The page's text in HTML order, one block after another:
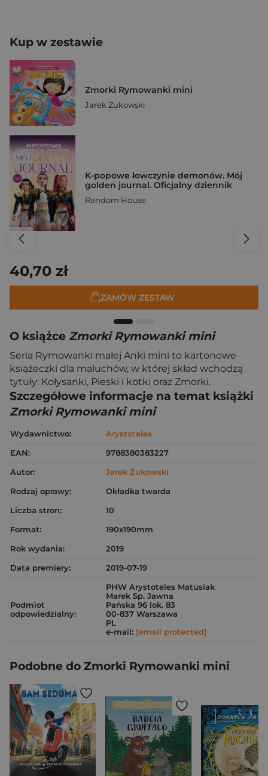
Kup w zestawie
Zmorki Rymowanki mini
Jarek Żukowski
K-popowe łowczynie demonów. Mój
golden journal. Oficjalny dziennik
Random House
40,70 zł
ZAMÓW ZESTAW
O książce Zmorki Rymowanki mini
Seria Rymowanki małej Anki mini to kartonowe
książeczki dla maluchów, w której skład wchodzą
tytuły: Kołysanki, Pieski i kotki oraz Zmorki.
Szczegółowe informacje na temat książki
Zmorki Rymowanki mini
Wydawnictwo:
Arystoteles
EAN:
9788380383227
Autor:
Jarek Żukowski
Rodzaj oprawy:
Okładka twarda
Liczba stron:
10
Format:
190x190mm
Rok wydania:
2019
Data premiery:
2019-07-19
Podmiot
odpowiedzialny:
PHW Arystoteles Matusiak
Marek Sp. Jawna
Pańska 96 lok. 83
00-837 Warszawa
PL
e-mail: [email protected]
Podobne do Zmorki Rymowanki mini